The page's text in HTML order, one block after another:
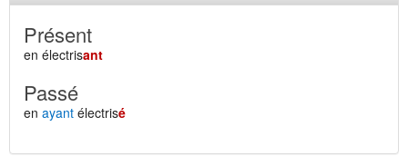
Présent
en électrisant
Passé
en ayant électrisé